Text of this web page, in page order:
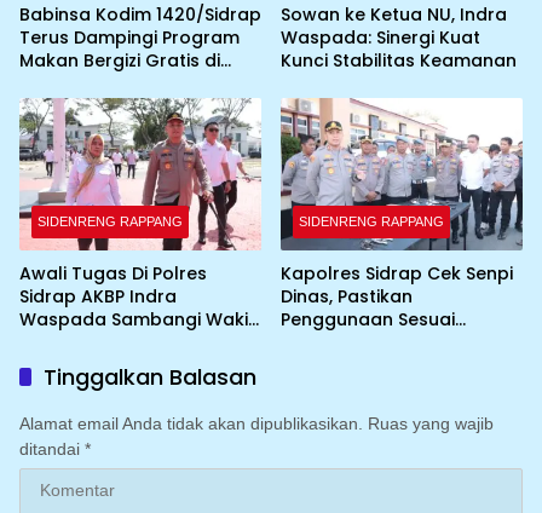
Babinsa Kodim 1420/Sidrap
Terus Dampingi Program
Makan Bergizi Gratis di
Sowan ke Ketua NU, Indra
Waspada: Sinergi Kuat
Kunci Stabilitas Keamanan
SIDENRENG RAPPANG
Awali Tugas Di Polres
Sidrap AKBP Indra
Waspada Sambangi Wakil
SIDENRENG RAPPANG
Kapolres Sidrap Cek Senpi
Dinas, Pastikan
Penggunaan Sesuai
Tinggalkan Balasan
Alamat email Anda tidak akan dipublikasikan.
Ruas yang wajib
ditandai *